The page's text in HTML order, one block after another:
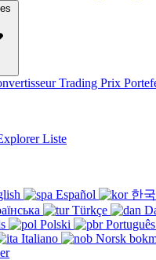
Trading Prix
Liste
Español 한국
Türkçe
Polski
Italiano
Norsk